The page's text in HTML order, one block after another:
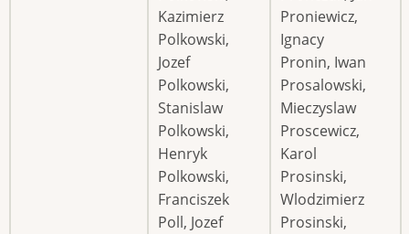
Kazimierz
Polkowski,
Jozef
Polkowski,
Stanislaw
Polkowski,
Henryk
Polkowski,
Franciszek
Poll, Jozef
Proniewicz,
Ignacy
Pronin, Iwan
Prosalowski,
Mieczyslaw
Proscewicz,
Karol
Prosinski,
Wlodzimierz
Prosinski,